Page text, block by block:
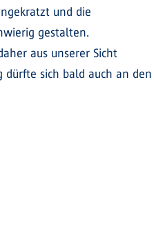
und die
gestalten.
aus unserer Sicht
sich bald auch an den